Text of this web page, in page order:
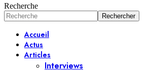
Recherche
Accueil
Actus
Articles
Interviews